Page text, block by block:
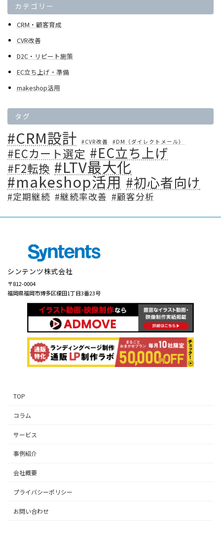
カテゴリー
CRM・顧客育成
CVR改善
D2C・リピート施策
EC立ち上げ・準備
makeshop活用
タグ
#CRM設計 #CVR改善 #DM（ダイレクトメール）
#ECカート選定 #EC立ち上げ
#F2転換 #LTV最大化
#makeshop活用 #初心者向け
#定期継続 #継続率改善 #顧客分析
シンテンツ株式会社
〒812-0004
福岡県福岡市博多区榎田1丁目3番23号
TOP
コラム
サービス
事例紹介
会社概要
プライバシーポリシー
お問い合わせ